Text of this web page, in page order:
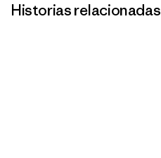
Historias relacionadas